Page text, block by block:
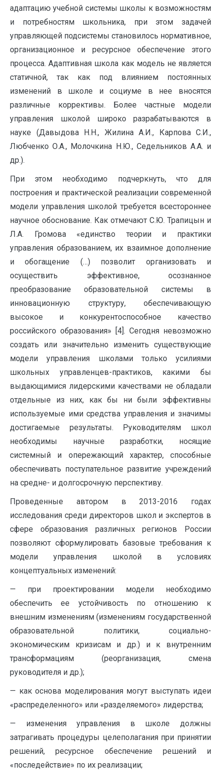
адаптацию учебной системы школы к возможностям
и потребностям школьника, при этом задачей
управляющей подсистемы становилось нормативное,
организационное и ресурсное обеспечение этого
процесса. Адаптивная школа как модель не является
статичной, так как под влиянием постоянных
изменений в школе и социуме в нее вносятся
различные коррективы. Более частные модели
управления школой широко разрабатываются в
науке (Давыдова Н.Н., Жилина А.И., Карпова С.И.,
Любченко О.А., Молочкина Н.Ю., Седельников А.А. и
др.).
При этом необходимо подчеркнуть, что для
построения и практической реализации современной
модели управления школой требуется всестороннее
научное обоснование. Как отмечают С.Ю. Трапицын и
Л.А. Громова «единство теории и практики
управления образованием, их взаимное дополнение
и обогащение (…) позволит организовать и
осуществить эффективное, осознанное
преобразование образовательной системы в
инновационную структуру, обеспечивающую
высокое и конкурентоспособное качество
российского образования» [4]. Сегодня невозможно
создать или значительно изменить существующие
модели управления школами только усилиями
школьных управленцев-практиков, какими бы
выдающимися лидерскими качествами не обладали
отдельные из них, как бы ни были эффективны
используемые ими средства управления и значимы
достигаемые результаты. Руководителям школ
необходимы научные разработки, носящие
системный и опережающий характер, способные
обеспечивать поступательное развитие учреждений
на средне- и долгосрочную перспективу.
Проведенные автором в 2013-2016 годах
исследования среди директоров школ и экспертов в
сфере образования различных регионов России
позволяют сформулировать базовые требования к
модели управления школой в условиях
концептуальных изменений:
— при проектировании модели необходимо
обеспечить ее устойчивость по отношению к
внешним изменениям (изменениям государственной
образовательной политики, социально-
экономическим кризисам и др.) и к внутренним
трансформациям (реорганизация, смена
руководителя и др.);
— как основа моделирования могут выступать идеи
«распределенного» или «разделяемого» лидерства;
— изменения управления в школе должны
затрагивать процедуры целеполагания при принятии
решений, ресурсное обеспечение решений и
«последействие» по их реализации;